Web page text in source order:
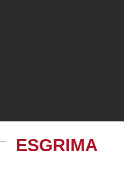
ESGRIMA